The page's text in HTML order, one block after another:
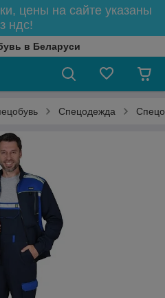
цены на сайте указаны
ндс!
в Беларуси
Спецодежда